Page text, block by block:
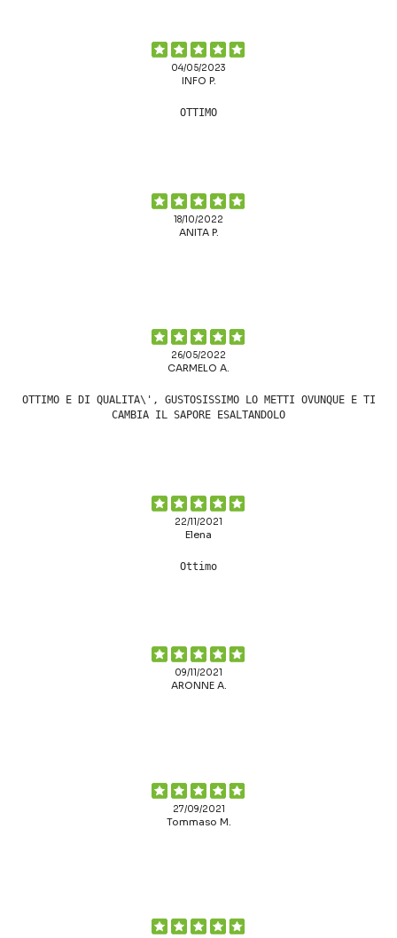
04/05/2023
INFO P.
OTTIMO
18/10/2022
ANITA P.
26/05/2022
CARMELO A.
OTTIMO E DI QUALITA\', GUSTOSISSIMO LO METTI OVUNQUE E TI
CAMBIA IL SAPORE ESALTANDOLO
22/11/2021
Elena
Ottimo
09/11/2021
ARONNE A.
27/09/2021
Tommaso M.